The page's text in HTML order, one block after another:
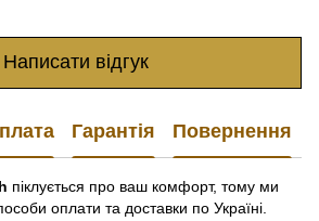
Написати відгук
Гарантія Повернення
піклується про ваш комфорт, тому ми
оплати та доставки по Україні.